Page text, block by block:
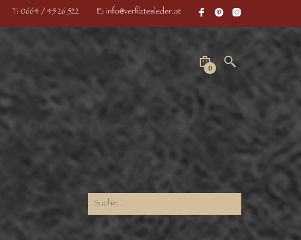
T: 0664 / 45 26 522 E: info@verfilztesleder.at
0